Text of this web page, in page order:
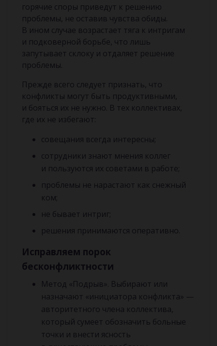
горячие споры приведут к решению
проблемы, не оставив чувства обиды.
В ином случае возрастает тяга к интригам
и подковерной борьбе, что лишь
запутывает склоку и отдаляет решение
проблемы.
Прежде всего следует признать, что
конфликты могут быть продуктивными,
и бояться их не нужно. В тех коллективах,
где их не избегают:
совещания всегда интересны;
сотрудники знают мнения коллег
и пользуются их советами в работе;
проблемы не нарастают как снежный
ком;
не бывает интриг;
решения принимаются оперативно.
Исправляем порок
бесконфликтности
Метод «Подрыв». Выбирают или
назначают «инициатора конфликта» —
авторитетного члена коллектива,
который сумеет обозначить больные
точки и внести ясность